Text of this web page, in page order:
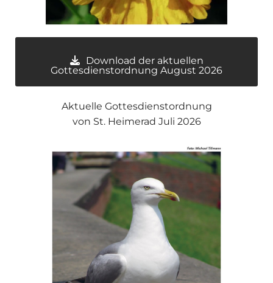
Download der aktuellen
Gottesdienstordnung August 2026
Aktuelle Gottesdienstordnung
von St. Heimerad Juli 2026